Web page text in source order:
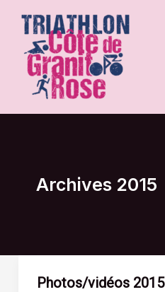
contenu
Archives 2015
Photos/vidéos 2015